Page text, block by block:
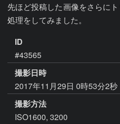
先ほど投稿した画像をさらに
処理をしてみました。
ID
#43565
撮影日時
2017年11月29日 0時53分2秒
撮影方法
ISO1600, 3200